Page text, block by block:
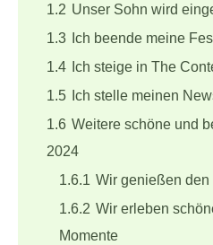
1.2 Unser Sohn wird
1.3 Ich beende meine
1.4 Ich steige in The
1.5 Ich stelle meinen
1.6 Weitere schöne und
2024
1.6.1 Wir genießen
1.6.2 Wir erleben
Momente